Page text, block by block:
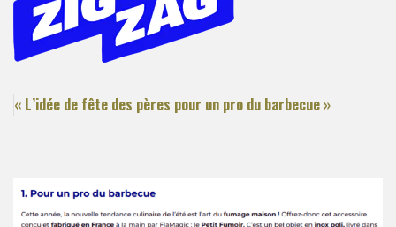
« L’idée de fête des pères pour un pro du barbecue »